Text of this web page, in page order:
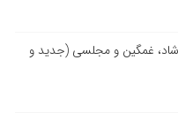
غمگین و مجلسی (جدید و